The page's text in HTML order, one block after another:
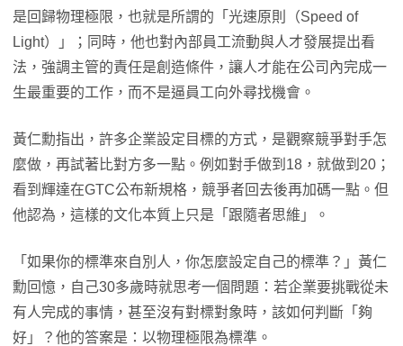
是回歸物理極限，也就是所謂的「光速原則（Speed of
Light）」；同時，他也對內部員工流動與人才發展提出看
法，強調主管的責任是創造條件，讓人才能在公司內完成一
生最重要的工作，而不是逼員工向外尋找機會。
黃仁勳指出，許多企業設定目標的方式，是觀察競爭對手怎
麼做，再試著比對方多一點。例如對手做到18，就做到20；
看到輝達在GTC公布新規格，競爭者回去後再加碼一點。但
他認為，這樣的文化本質上只是「跟隨者思維」。
「如果你的標準來自別人，你怎麼設定自己的標準？」黃仁
勳回憶，自己30多歲時就思考一個問題：若企業要挑戰從未
有人完成的事情，甚至沒有對標對象時，該如何判斷「夠
好」？他的答案是：以物理極限為標準。